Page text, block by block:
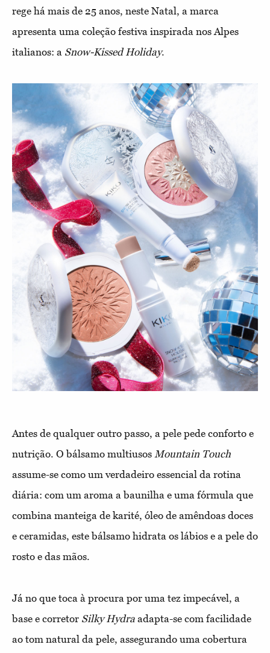
rege há mais de 25 anos, neste Natal, a marca
apresenta uma coleção festiva inspirada nos Alpes
italianos: a Snow-Kissed Holiday.
Antes de qualquer outro passo, a pele pede conforto e
nutrição. O bálsamo multiusos Mountain Touch
assume-se como um verdadeiro essencial da rotina
diária: com um aroma a baunilha e uma fórmula que
combina manteiga de karité, óleo de amêndoas doces
e ceramidas, este bálsamo hidrata os lábios e a pele do
rosto e das mãos.
Já no que toca à procura por uma tez impecável, a
base e corretor Silky Hydra adapta-se com facilidade
ao tom natural da pele, assegurando uma cobertura